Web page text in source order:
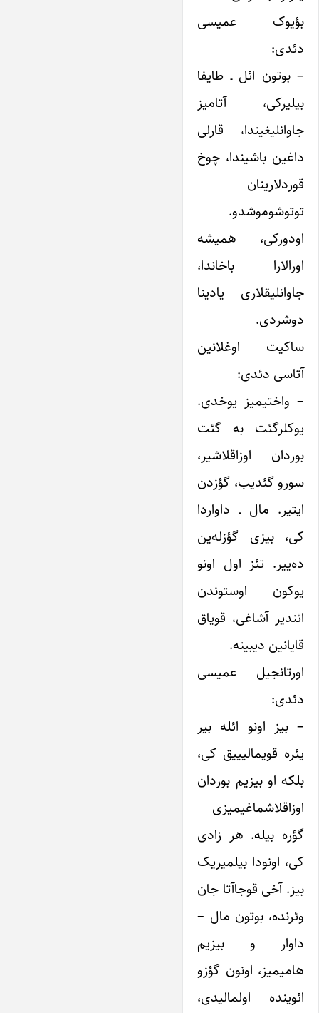
بؤیوک عمیسی
دئدی:
– بوتون ائل ـ طایفا
بیلیرکی، آتامیز
جاوانلیغیندا، قارلی
داغین باشیندا، چوخ
قوردلارینان
توتوشوموشدو.
اودورکی، همیشه
اورالارا باخاندا،
جاوانلیقلاری یادینا
دوشردی.
ساکیت اوغلانین
آتاسی دئدی:
– واختیمیز یوخدی.
یوکلرگئت به گئت
بوردان اوزاقلاشیر،
سورو گئدیب، گؤزدن
ایتیر. مال ـ داواردا
کی، بیزی گؤزله‌ین
ده‌ییر. تئز اول اونو
یوکون اوستوندن
ائندیر آشاغی، قویاق
قایانین دیبینه.
اورتانجیل عمیسی
دئدی:
– بیز اونو ائله بیر
یئره قویمالیییق کی،
بلکه او بیزیم بوردان
اوزاقلاشماغیمیزی
گؤره بیله. هر زادی
کی، اونودا بیلمیریک
بیز. آخی قوجا‌آتا جان
وئرنده، بوتون مال –
داوار و بیزیم
هامیمیز، اونون گؤزو
ائوینده اولمالیدی،